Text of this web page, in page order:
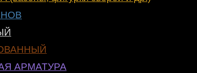
АРМАТУРА